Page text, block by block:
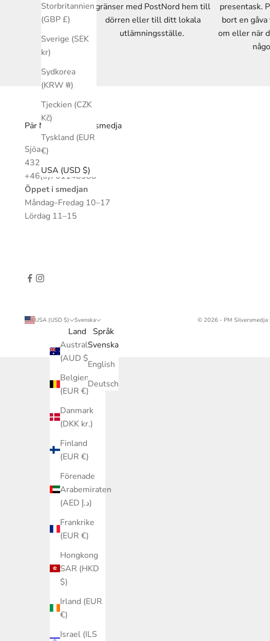
Storbritannien
(GBP £)
Sverige (SEK
kr)
Sydkorea
(KRW ₩)
Tjeckien (CZK
Kč)
Tyskland (EUR
€)
USA (USD $)
gränser med PostNord hem till
dörren eller till ditt lokala
utlämningsställe.
presentask.
bort en
om eller när
Pär Manteus Silversmedja
Sjöallén 2
432 44 Varberg
+46(0)701148388
Öppet i smedjan
Måndag–Fredag 10–17
Lördag 11–15
USA (USD $)
Land
Australien
(AUD $)
Belgien
(EUR €)
Danmark
(DKK kr.)
Finland
(EUR €)
Förenade
Arabemiraten
(AED د.إ)
Frankrike
(EUR €)
Hongkong
SAR (HKD
$)
Irland (EUR
€)
Israel (ILS
Svenska
Språk
Svenska
English
Deutsch
© 2026 - PM Silversmedja